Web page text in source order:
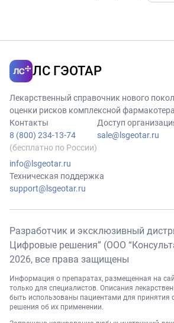
ЛС ГЭОТАР
Лекарственный справочник нового
оценки рисков комплексной
Контакты
8 (800) 234-13-74
(бесплатно по России)
info@lsgeotar.ru
Доступ
sale@lsgeotar.ru
Техническая поддержка
support@lsgeotar.ru
Разработчик и эксклюзивный
Цифровые решения” (ООО
2026, все права защищены
Информация о препаратах, размещенная на
только для специалистов. Описания
быть использованы пациентами для принятия
решения об их применении.